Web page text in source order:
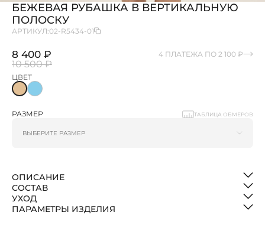
БЕЖЕВАЯ РУБАШКА В ВЕРТИКАЛЬНУЮ
ПОЛОСКУ
АРТИКУЛ:02-R5434-01
8 400 ₽
10 500 ₽
4 ПЛАТЕЖА ПО 2 100 ₽
ЦВЕТ
РАЗМЕР ТАБЛИЦА ОБМЕРОВ
ОПИСАНИЕ
СОСТАВ
УХОД
ПАРАМЕТРЫ ИЗДЕЛИЯ